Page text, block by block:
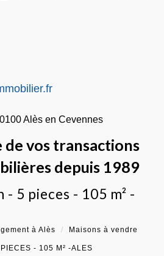
Alès en Cevennes
de vos transactions
depuis 1989
à Alès
Maisons à vendre
- 105 M² -ALES